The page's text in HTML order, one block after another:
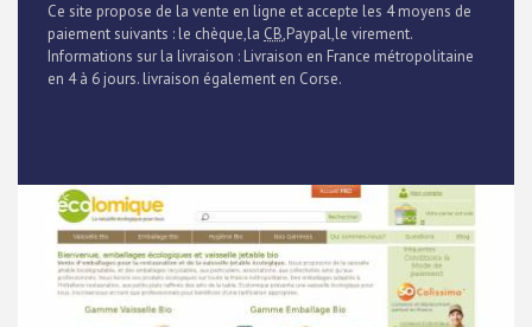
Ce site propose de la vente en ligne et accepte les 4 moyens de
paiement suivants : le chèque,la CB,Paypal,le virement.
Informations sur la livraison : Livraison en France métropolitaine
en 4 à 6 jours. livraison également en Corse.